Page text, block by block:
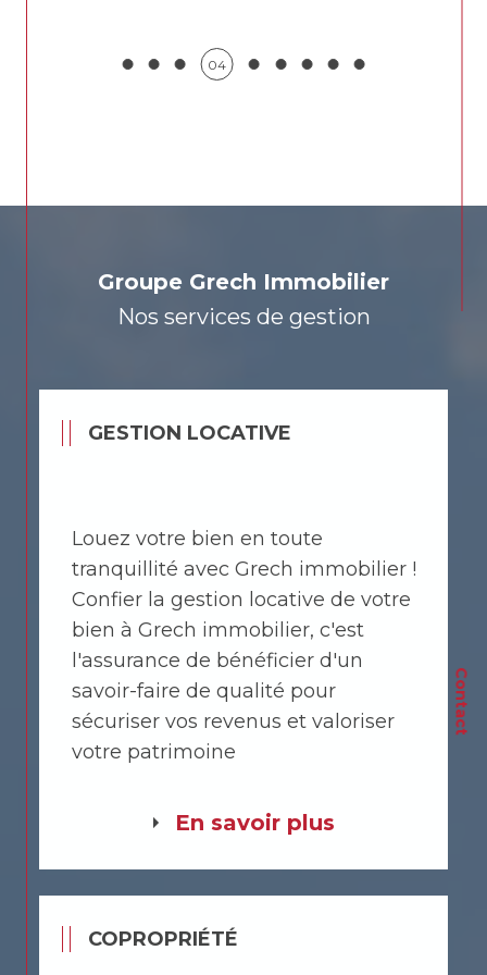
Contact
05
Groupe Grech Immobilier
Nos services de gestion
GESTION LOCATIVE
Louez votre bien en toute
tranquillité avec Grech immobilier !
Confier la gestion locative de votre
bien à Grech immobilier, c'est
l'assurance de bénéficier d'un
savoir-faire de qualité pour
sécuriser vos revenus et valoriser
votre patrimoine
En savoir plus
COPROPRIÉTÉ